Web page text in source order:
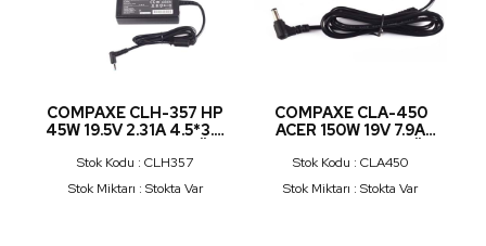
COMPAXE CLH-357 HP
45W 19.5V 2.31A 4.5*3.0
Stok Kodu : CLH357
Stok Miktarı : Stokta Var
COMPAXE CLA-450
ACER 150W 19V 7.9A
Stok Kodu : CLA450
Stok Miktarı : Stokta Var